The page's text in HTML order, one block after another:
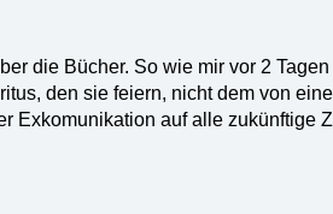
die Bücher. So wie mir vor 2
den sie feiern, nicht dem von
Exkomunikation auf alle zukünftige